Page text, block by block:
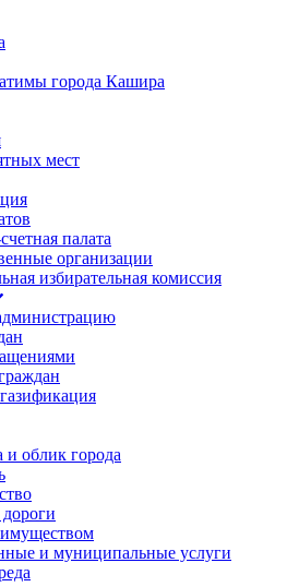
города Кашира
мест
палата
организации
избирательная комиссия
и облик города
и муниципальные услуги